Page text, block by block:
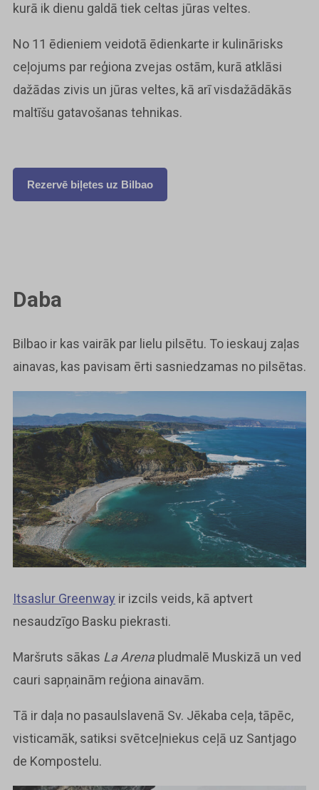
kurā ik dienu galdā tiek celtas jūras veltes.
No 11 ēdieniem veidotā ēdienkarte ir kulinārisks
ceļojums par reģiona zvejas ostām, kurā atklāsi
dažādas zivis un jūras veltes, kā arī visdažādākās
maltīšu gatavošanas tehnikas.
Rezervē biļetes uz Bilbao
Daba
Bilbao ir kas vairāk par lielu pilsētu. To ieskauj zaļas
ainavas, kas pavisam ērti sasniedzamas no pilsētas.
Itsaslur Greenway ir izcils veids, kā aptvert
nesaudzīgo Basku piekrasti.
Maršruts sākas La Arena pludmalē Muskizā un ved
cauri sapņainām reģiona ainavām.
Tā ir daļa no pasaulslavenā Sv. Jēkaba ceļa, tāpēc,
visticamāk, satiksi svētceļniekus ceļā uz Santjago
de Kompostelu.